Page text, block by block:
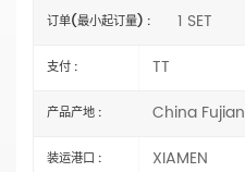
订单(最小起订量) : 1 SET
支付 : TT
产品产地 : China Fujian
装运港口 : XIAMEN